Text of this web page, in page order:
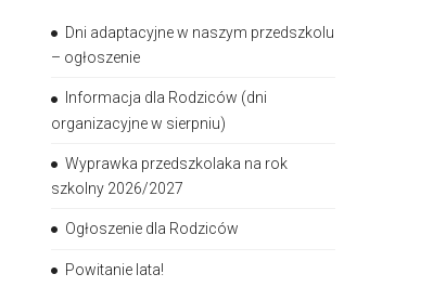
Dni adaptacyjne w naszym przedszkolu
– ogłoszenie
Informacja dla Rodziców (dni
organizacyjne w sierpniu)
Wyprawka przedszkolaka na rok
szkolny 2026/2027
Ogłoszenie dla Rodziców
Powitanie lata!